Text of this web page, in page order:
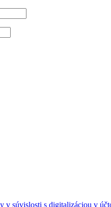
v súvislosti s digitalizáciou v